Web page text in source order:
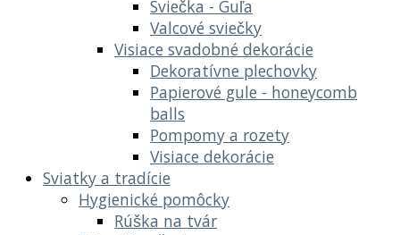
Sviečka - Guľa
Valcové sviečky
Visiace svadobné dekorácie
Dekoratívne plechovky
Papierové gule - honeycomb
balls
Pompomy a rozety
Visiace dekorácie
Sviatky a tradície
Hygienické pomôcky
Rúška na tvár